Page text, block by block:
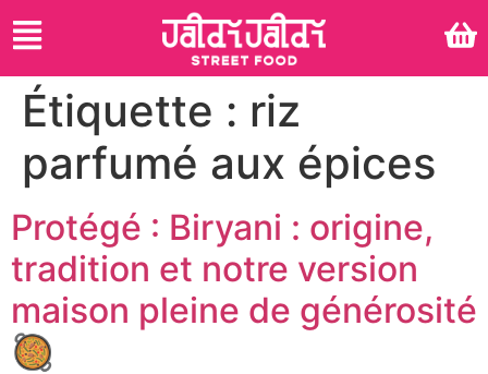
Étiquette : riz
parfumé aux épices
Protégé : Biryani : origine,
tradition et notre version
maison pleine de générosité
🥘